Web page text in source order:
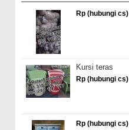
Rp (hubungi cs)
Kursi teras
Rp (hubungi cs)
Rp (hubungi cs)